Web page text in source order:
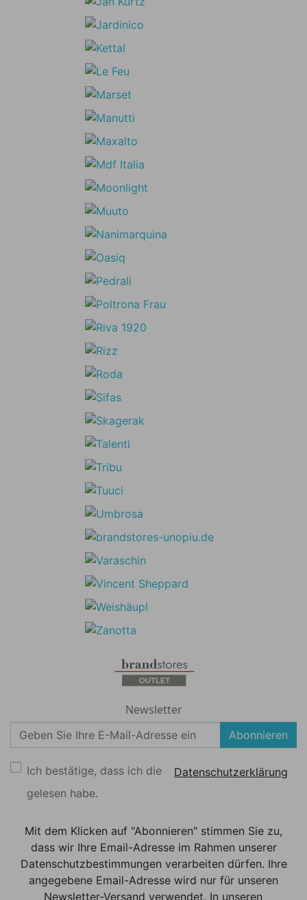
Newsletter
Abonnieren
Ich bestätige, dass ich die
Datenschutzerklärung
gelesen habe.
Mit dem Klicken auf "Abonnieren" stimmen Sie zu,
dass wir Ihre Email-Adresse im Rahmen unserer
Datenschutzbestimmungen verarbeiten dürfen. Ihre
angegebene Email-Adresse wird nur für unseren
Newsletter-Versand verwendet. In unseren